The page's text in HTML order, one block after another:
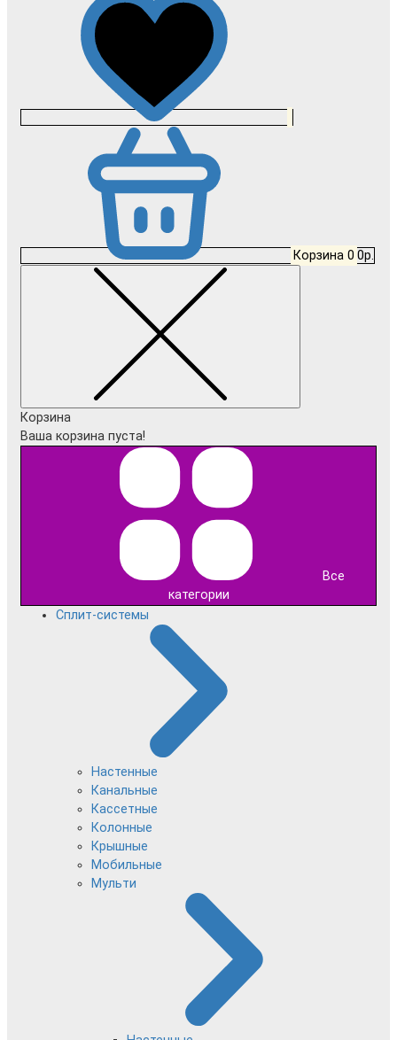
Корзина 0 0р.
Корзина
Ваша корзина пуста!
Все
категории
Сплит-системы
Настенные
Канальные
Кассетные
Колонные
Крышные
Мобильные
Мульти